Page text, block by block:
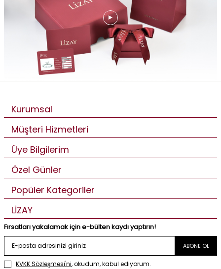
Kurumsal
Müşteri Hizmetleri
Üye Bilgilerim
Özel Günler
Popüler Kategoriler
LİZAY
Fırsatları yakalamak için e-bülten kaydı yaptırın!
ABONE OL
KVKK Sözleşmesi'ni, okudum, kabul ediyorum.